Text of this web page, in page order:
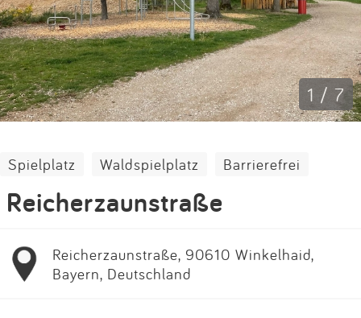
Impressum
Anmelden 1 / 7
Spielplatz Waldspielplatz Barrierefrei
Reicherzaunstraße
Reicherzaunstraße, 90610 Winkelhaid,
Bayern, Deutschland